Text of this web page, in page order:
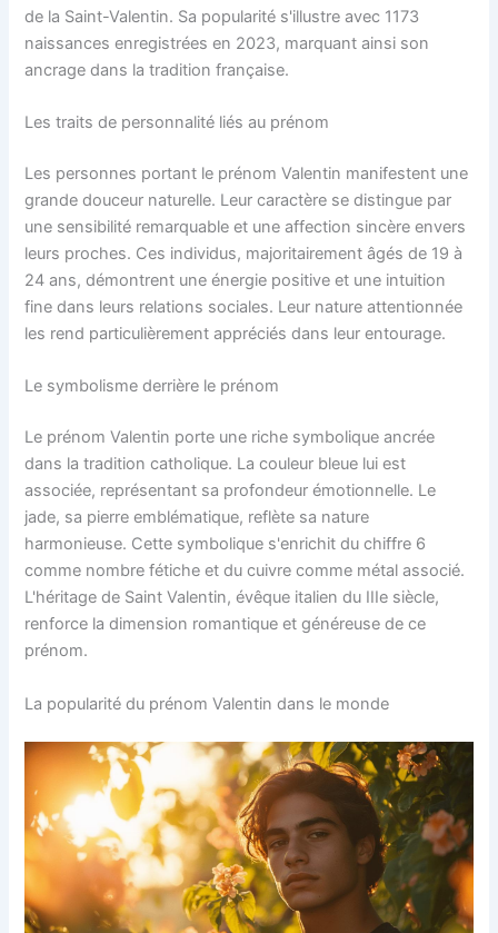
de la Saint-Valentin. Sa popularité s'illustre avec 1173
naissances enregistrées en 2023, marquant ainsi son
ancrage dans la tradition française.
Les traits de personnalité liés au prénom
Les personnes portant le prénom Valentin manifestent une
grande douceur naturelle. Leur caractère se distingue par
une sensibilité remarquable et une affection sincère envers
leurs proches. Ces individus, majoritairement âgés de 19 à
24 ans, démontrent une énergie positive et une intuition
fine dans leurs relations sociales. Leur nature attentionnée
les rend particulièrement appréciés dans leur entourage.
Le symbolisme derrière le prénom
Le prénom Valentin porte une riche symbolique ancrée
dans la tradition catholique. La couleur bleue lui est
associée, représentant sa profondeur émotionnelle. Le
jade, sa pierre emblématique, reflète sa nature
harmonieuse. Cette symbolique s'enrichit du chiffre 6
comme nombre fétiche et du cuivre comme métal associé.
L'héritage de Saint Valentin, évêque italien du IIIe siècle,
renforce la dimension romantique et généreuse de ce
prénom.
La popularité du prénom Valentin dans le monde